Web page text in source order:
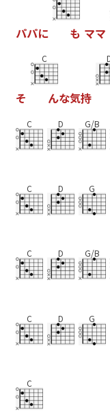
パパに も ママ
そ
C
んな気持
C D G/B
C D G
C D G/B
C D G
C